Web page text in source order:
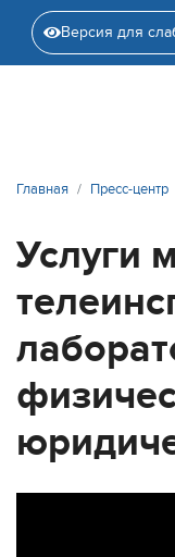
Версия для
Главная Пресс-центр
Услуги